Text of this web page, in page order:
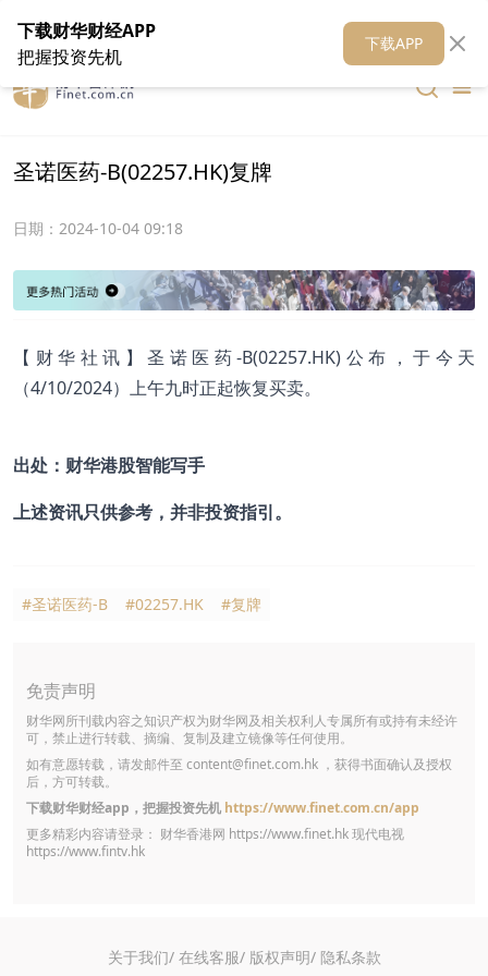
在线客服 关于我们 财华媒体矩阵 财华智库
圣诺医药-B(02257.HK)复牌
日期： 2024-10-04 09:18
【财华社讯】圣诺医药-B(02257.HK)公布，于今天
（4/10/2024）上午九时正起恢复买卖。
出处：财华港股智能写手
上述资讯只供参考，并非投资指引。
#圣诺医药-B #02257.HK #复牌
免责声明
财华网所刊载内容之知识产权为财华网及相关权利人专属所有或持有未经许
可，禁止进行转载、摘编、复制及建立镜像等任何使用。
如有意愿转载，请发邮件至 content@finet.com.hk ，获得书面确认及授权
后，方可转载。
下载财华财经app，把握投资先机 https://www.finet.com.cn/app
更多精彩内容请登录： 财华香港网 https://www.finet.hk现代电视
https://www.fintv.hk
关于我们/ 在线客服/ 版权声明/ 隐私条款
下载财华财经APP
把握投资先机
下载APP